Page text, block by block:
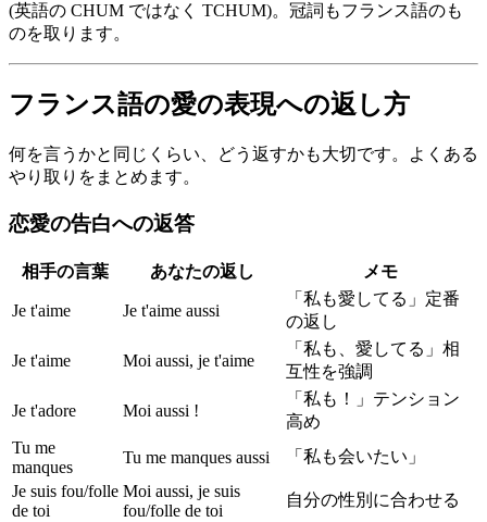
(英語の CHUM ではなく TCHUM)。冠詞もフランス語のも
のを取ります。
フランス語の愛の表現への返し方
何を言うかと同じくらい、どう返すかも大切です。よくある
やり取りをまとめます。
恋愛の告白への返答
相手の言葉 あなたの返し メモ
Je t'aime Je t'aime aussi
「私も愛してる」定番
の返し
Je t'aime Moi aussi, je t'aime
「私も、愛してる」相
互性を強調
Je t'adore Moi aussi !
「私も！」テンション
高め
Tu me
manques
Tu me manques aussi
「私も会いたい」
Je suis fou/folle
de toi
Moi aussi, je suis
fou/folle de toi
自分の性別に合わせる